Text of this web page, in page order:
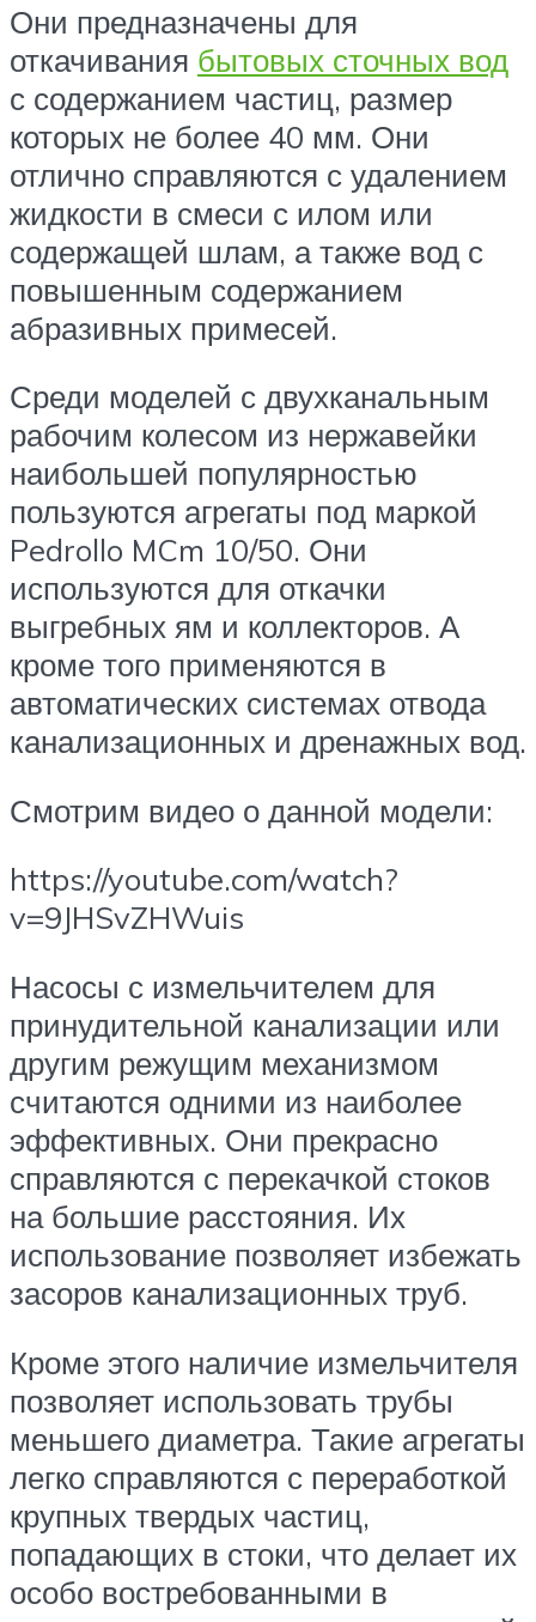
Они предназначены для
откачивания бытовых сточных вод
с содержанием частиц, размер
которых не более 40 мм. Они
отлично справляются с удалением
жидкости в смеси с илом или
содержащей шлам, а также вод с
повышенным содержанием
абразивных примесей.
Среди моделей с двухканальным
рабочим колесом из нержавейки
наибольшей популярностью
пользуются агрегаты под маркой
Pedrollo MCm 10/50. Они
используются для откачки
выгребных ям и коллекторов. А
кроме того применяются в
автоматических системах отвода
канализационных и дренажных вод.
Смотрим видео о данной модели:
https://youtube.com/watch?
v=9JHSvZHWuis
Насосы с измельчителем для
принудительной канализации или
другим режущим механизмом
считаются одними из наиболее
эффективных. Они прекрасно
справляются с перекачкой стоков
на большие расстояния. Их
использование позволяет избежать
засоров канализационных труб.
Кроме этого наличие измельчителя
позволяет использовать трубы
меньшего диаметра. Такие агрегаты
легко справляются с переработкой
крупных твердых частиц,
попадающих в стоки, что делает их
особо востребованными в